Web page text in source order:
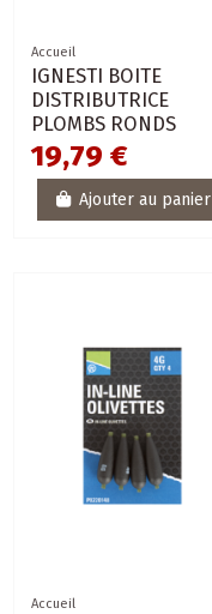
Accueil
IGNESTI BOITE
DISTRIBUTRICE
PLOMBS RONDS
19,79 €
Ajouter au panier
Accueil